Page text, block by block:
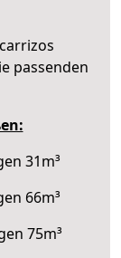
passenden
31m³
66m³
75m³